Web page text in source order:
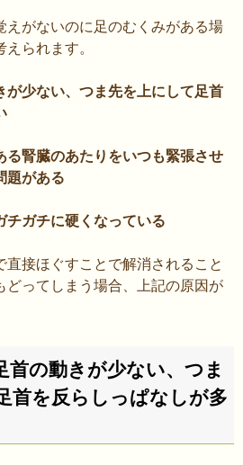
えがないのに足のむくみがある場
られます。
が少ない、つま先を上にして足首
る腎臓のあたりをいつも緊張させ
題がある
チガチに硬くなっている
直接ほぐすことで解消されること
どってしまう場合、上記の原因が
首の動きが少ない、つま
首を反らしっぱなしが多